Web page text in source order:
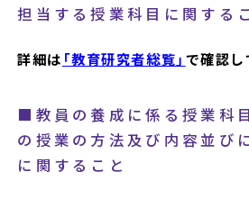
担当する授業科目に関する
詳細は 「教育研究者総覧」 で確認し
■教員の養成に係る授業科
の授業の方法及び内容並び
に関すること